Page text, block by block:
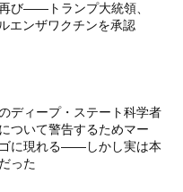
び――トランプ大統領、
エンザワクチンを承認
ディープ・ステート科学者
ついて警告するためマー
に現れる――しかし実は本
った